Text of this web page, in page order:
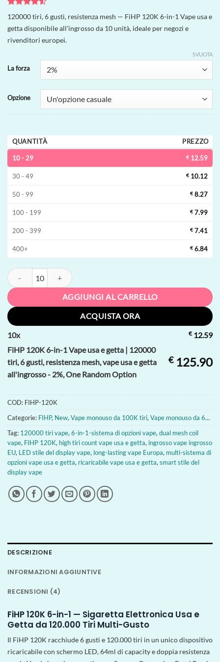
Valutato
4.5su 5
su base di
4
recensioni
120000 tiri, 6 gusti, resistenza mesh — FiHP 120K 6-in-1 Vape usa e
getta disponibile all’ingrosso da 10 unità, ideale per negozi e
rivenditori europei.
La forza
Opzione
SVUOTA
QUANTITÀ PREZZO
10 - 29 € 12.59
30 - 49 € 10.12
50 - 99 € 8.27
100 - 199 € 7.99
200 - 399 € 7.41
400+ € 6.84
FiHP 120K 6-in-1 Vape usa e getta | 120000 tiri, 6 gusti, resistenza
AGGIUNGI AL CARRELLO
ACQUISTA ORA
10x €12.59
FiHP 120K 6-in-1 Vape usa e getta | 120000
tiri, 6 gusti, resistenza mesh, vape usa e getta
all'ingrosso - 2%, One Random Option
€125.90
COD: FIHP-120K
Categorie: FIHP, New, Vape monouso da 100K tiri, Vape monouso da 60000 tiri
Tag: 120000 tiri vape, 6-in-1-sistema di opzioni vape, dual mesh coil
vape, FIHP 120K, high tiri count vape usa e getta, ingrosso vape ingrosso
EU, LED stile del display vape, long-lasting vape Europa, multi-sistema di
opzioni vape usa e getta, ricaricabile vape usa e getta, smart stile del
display vape
DESCRIZIONE
INFORMAZIONI AGGIUNTIVE
RECENSIONI (4)
FiHP 120K 6-in-1 — Sigaretta Elettronica Usa e
Getta da 120.000 Tiri Multi-Gusto
Il FiHP 120K racchiude 6 gusti e 120.000 tiri in un unico dispositivo
ricaricabile con schermo LED, 64ml di capacity e doppia resistenza